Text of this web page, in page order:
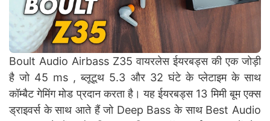
Boult Audio Airbass Z35 वायरलेस ईयरबड्स की एक जोड़ी
है जो 45 ms , ब्लूटूथ 5.3 और 32 घंटे के प्लेटाइम के साथ
कॉम्बैट गेमिंग मोड प्रदान करता है। यह ईयरबड्स 13 मिमी बूम एक्स
ड्राइवर्स के साथ आते हैं जो Deep Bass के साथ Best Audio